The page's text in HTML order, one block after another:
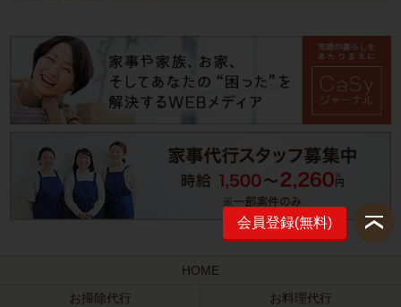
会員登録(無料)
HOME
お掃除代行
お料理代行